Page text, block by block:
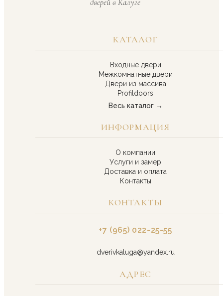
дверей в Калуге
КАТАЛОГ
Входные двери
Межкомнатные двери
Двери из массива
Profildoors
Весь каталог →
ИНФОРМАЦИЯ
О компании
Услуги и замер
Доставка и оплата
Контакты
КОНТАКТЫ
+7 (965) 022-25-55
dverivkaluga@yandex.ru
АДРЕС